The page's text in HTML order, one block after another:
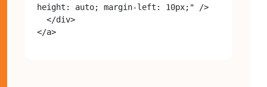
height: auto; margin-left: 10px;" />